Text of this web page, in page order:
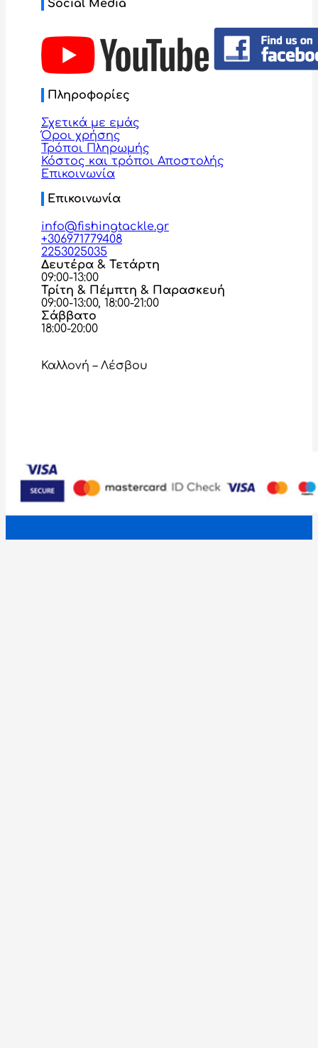
Social Media
Πληροφορίες
Σχετικά με εμάς
Όροι χρήσης
Τρόποι Πληρωμής
Κόστος και τρόποι Αποστολής
Επικοινωνία
Επικοινωνία
info@fishingtackle.gr
+306971779408
2253025035
Δευτέρα & Τετάρτη
09:00-13:00
Τρίτη & Πέμπτη & Παρασκευή
09:00-13:00, 18:00-21:00
Σάββατο
18:00-20:00
Καλλονή – Λέσβου